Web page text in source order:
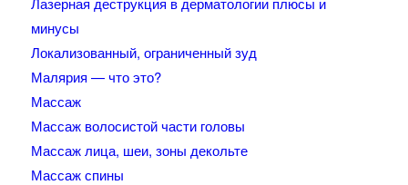
минусы
Локализованный, ограниченный зуд
Малярия — что это?
Массаж
Массаж волосистой части головы
Массаж лица, шеи, зоны декольте
Массаж спины